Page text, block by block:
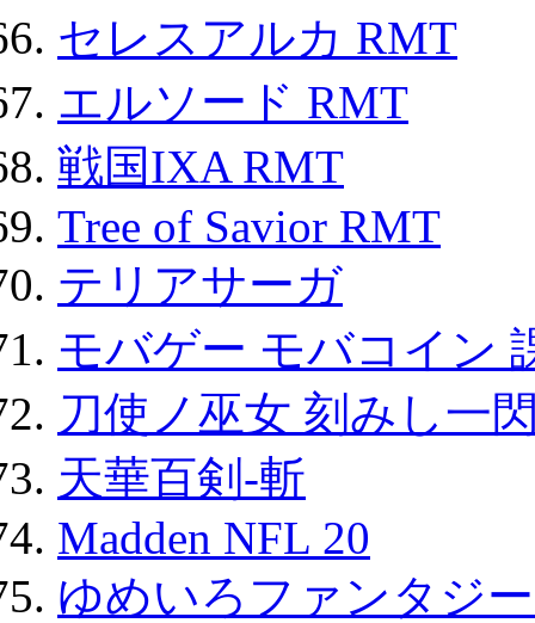
セレスアルカ RMT
エルソード RMT
戦国IXA RMT
Tree of Savior RMT
テリアサーガ
モバゲー モバコイン
刀使ノ巫女 刻みし一
天華百剣-斬
Madden NFL 20
ゆめいろファンタジ